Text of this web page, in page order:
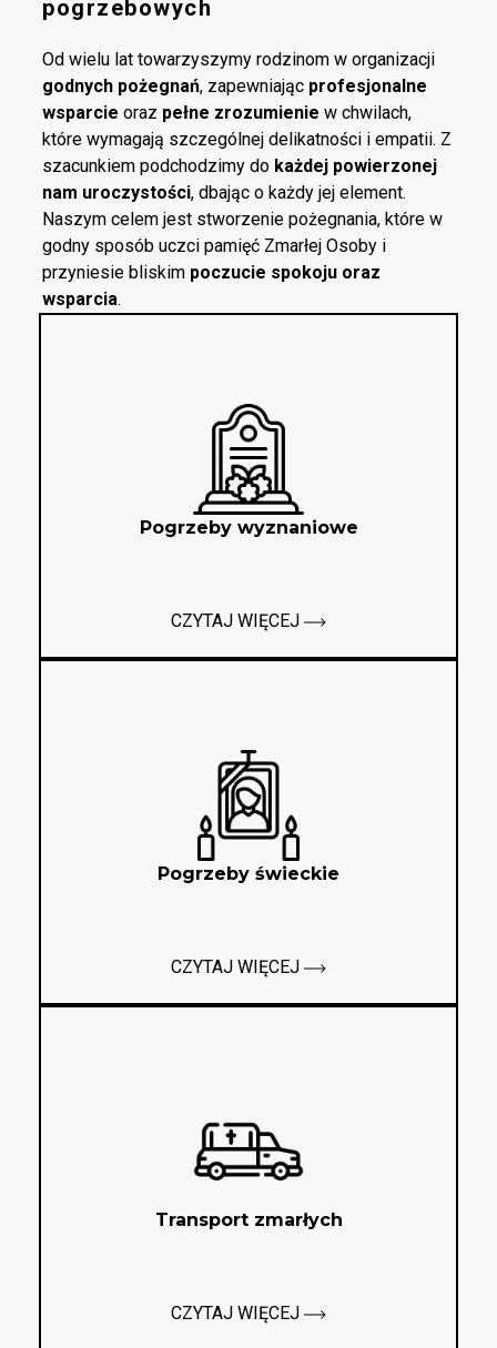
pogrzebowych
Od wielu lat towarzyszymy rodzinom w organizacji
godnych pożegnań, zapewniając profesjonalne
wsparcie oraz pełne zrozumienie w chwilach,
które wymagają szczególnej delikatności i empatii. Z
szacunkiem podchodzimy do każdej powierzonej
nam uroczystości, dbając o każdy jej element.
Naszym celem jest stworzenie pożegnania, które w
godny sposób uczci pamięć Zmarłej Osoby i
przyniesie bliskim poczucie spokoju oraz
wsparcia.
Pogrzeby wyznaniowe
CZYTAJ WIĘCEJ
Pogrzeby świeckie
CZYTAJ WIĘCEJ
Transport zmarłych
CZYTAJ WIĘCEJ